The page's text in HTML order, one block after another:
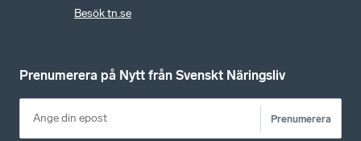
Besök tn.se
Prenumerera på Nytt från Svenskt Näringsliv
Prenumerera